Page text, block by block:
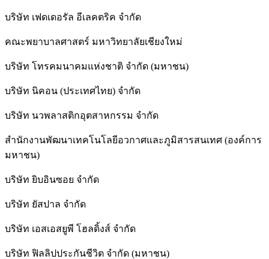
บริษัท เฟดเดอรัล อีเลคตริค จำกัด
คณะพยาบาลศาสตร์ มหาวิทยาลัยเชียงใหม่
บริษัท โทรคมนาคมแห่งชาติ จำกัด (มหาชน)
บริษัท นิคอน (ประเทศไทย) จำกัด
บริษัท นวพลาสติกอุตสาหกรรม จำกัด
สำนักงานพัฒนาเทคโนโลยีอวกาศและภูมิสารสนเทศ (องค์การ
มหาชน)
บริษัท ยิบอินซอย จำกัด
บริษัท ยัสปาล จำกัด
บริษัท เอสเอสยูพี โฮลดิ้งส์ จำกัด
บริษัท ฟิลลิปประกันชีวิต จำกัด (มหาชน)